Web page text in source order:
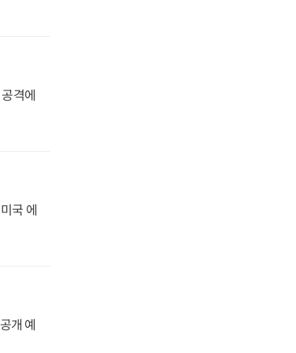
격에
국 에
개 예